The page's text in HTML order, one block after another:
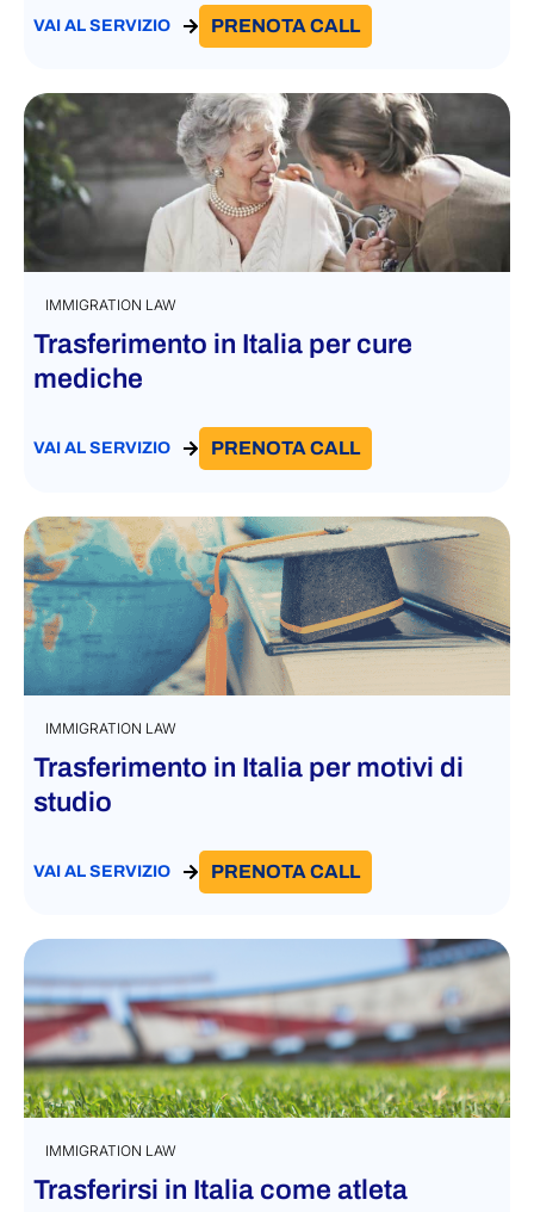
VAI AL SERVIZIO PRENOTA CALL
IMMIGRATION LAW
Trasferimento in Italia per cure
mediche
VAI AL SERVIZIO PRENOTA CALL
IMMIGRATION LAW
Trasferimento in Italia per motivi di
studio
VAI AL SERVIZIO PRENOTA CALL
IMMIGRATION LAW
Trasferirsi in Italia come atleta